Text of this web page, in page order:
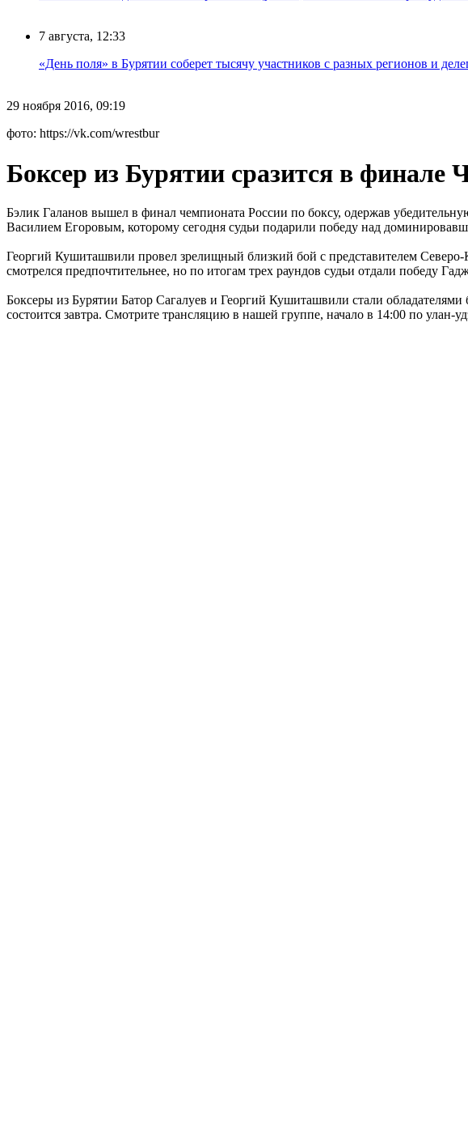
7 августа, 12:33
«День поля» в Бурятии соберет тысячу участников с разных регионов и
29 ноября 2016, 09:19
фото: https://vk.com/wrestbur
Боксер из Бурятии сразится в
Бэлик Галанов вышел в финал чемпионата России по боксу, одержав
Василием Егоровым, которому сегодня судьи подарили победу над
Георгий Кушиташвили провел зрелищный близкий бой с представителем
смотрелся предпочтительнее, но по итогам трех раундов судьи отдали победу
Боксеры из Бурятии Батор Сагалуев и Георгий Кушиташвили стали
состоится завтра. Смотрите трансляцию в нашей группе, начало в 14:00 по